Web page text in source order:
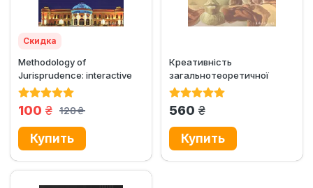
Скидка
Methodology of
Jurisprudence: interactive
manual
120
грн.
100 грн.
Креативність
загальнотеоретичної
юриспруденції
560 грн.